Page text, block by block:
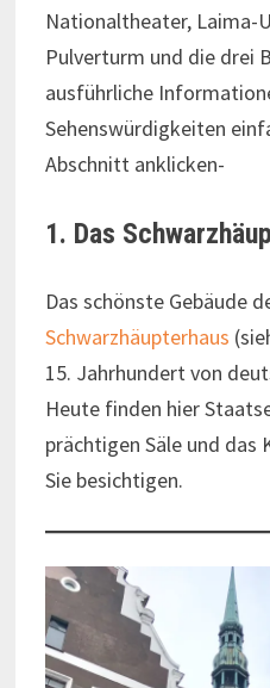
Nationaltheater, Laima-
Pulverturm und die drei
ausführliche
Sehenswürdigkeiten
Abschnitt anklicken-
1. Das
Das schönste Gebäude
Schwarzhäupterhaus
15. Jahrhundert von
Heute finden hier
prächtigen Säle und das
Sie besichtigen.